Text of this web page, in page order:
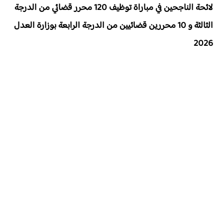
لائحة الناجحين في
مباراة توظيف 120 محرر قضائي من الدرجة
الثالثة و 10 محررين قضائيين من الدرجة الرابعة بوزارة العدل
2026